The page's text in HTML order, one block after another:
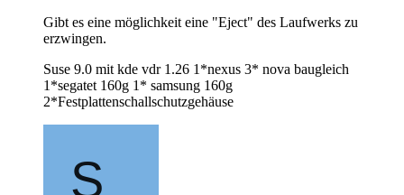
Gibt es eine möglichkeit eine "Eject" des Laufwerks zu
erzwingen.
Suse 9.0 mit kde vdr 1.26 1*nexus 3* nova baugleich
1*segatet 160g 1* samsung 160g
2*Festplattenschallschutzgehäuse